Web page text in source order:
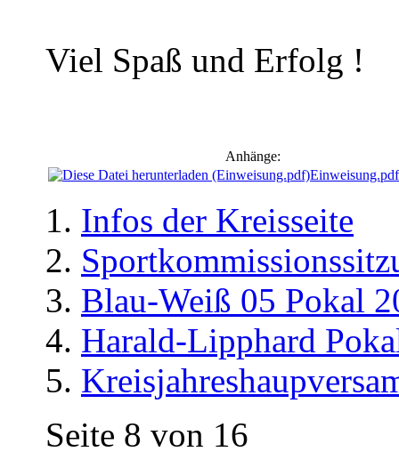
Viel Spaß und Erfolg !
Anhänge:
Einweisung.pdf
Infos der Kreisseite
Blau-Weiß 05 Pokal
Harald-Lipphard
Seite 8 von 16